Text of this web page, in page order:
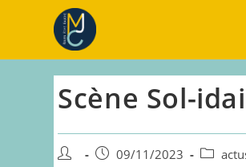
Scène Sol-
Auteur/autrice
Publication
09/11/2023
Post